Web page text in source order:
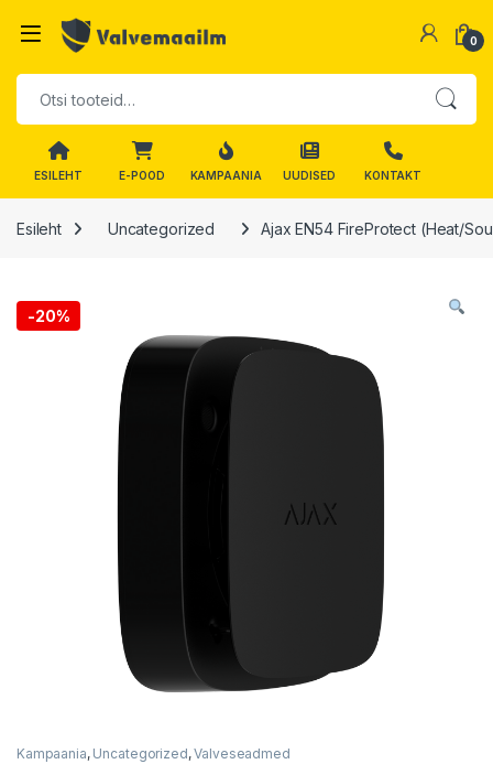
0
Otsi:
ESILEHT E-POOD KAMPAANIA UUDISED KONTAKT
Esileht Uncategorized Ajax EN54 FireProtect (Heat/
-20%
Kampaania, Uncategorized,Valveseadmed